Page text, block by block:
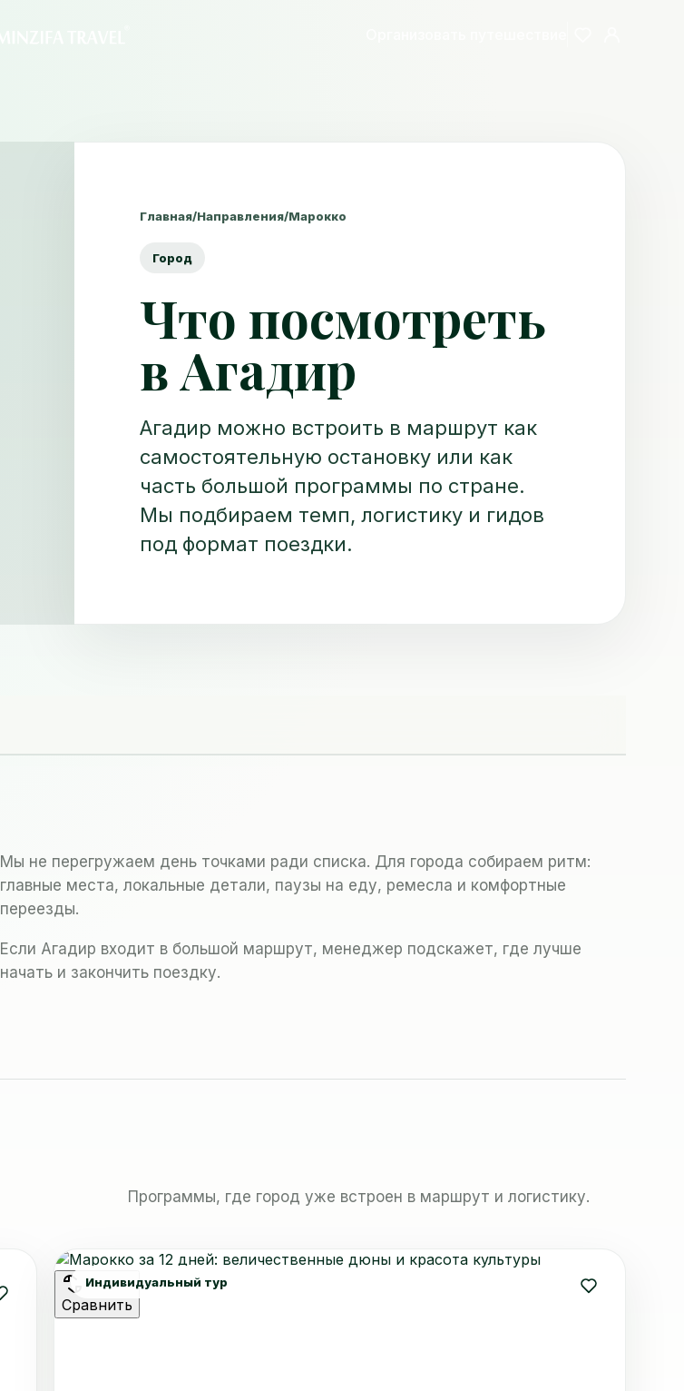
Главная/Направления/Марокко
Город
Что посмотреть
в Агадир
Агадир можно встроить в маршрут как
самостоятельную остановку или как
часть большой программы по стране.
Мы подбираем темп, логистику и гидов
под формат поездки.
Мы не перегружаем день точками ради списка. Для города собираем ритм:
главные места, локальные детали, паузы на еду, ремесла и комфортные
переезды.
Если Агадир входит в большой маршрут, менеджер подскажет, где лучше
начать и закончить поездку.
Программы, где город уже встроен в маршрут и логистику.
Индивидуальный тур
Сравнить